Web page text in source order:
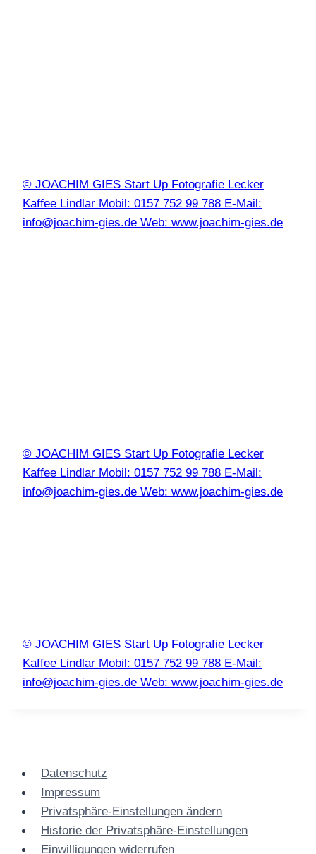
© JOACHIM GIES Start Up Fotografie Lecker
Kaffee Lindlar Mobil: 0157 752 99 788 E-Mail:
info@joachim-gies.de Web: www.joachim-gies.de
© JOACHIM GIES Start Up Fotografie Lecker
Kaffee Lindlar Mobil: 0157 752 99 788 E-Mail:
info@joachim-gies.de Web: www.joachim-gies.de
© JOACHIM GIES Start Up Fotografie Lecker
Kaffee Lindlar Mobil: 0157 752 99 788 E-Mail:
info@joachim-gies.de Web: www.joachim-gies.de
Datenschutz
Impressum
Privatsphäre-Einstellungen ändern
Historie der Privatsphäre-Einstellungen
Einwilligungen widerrufen